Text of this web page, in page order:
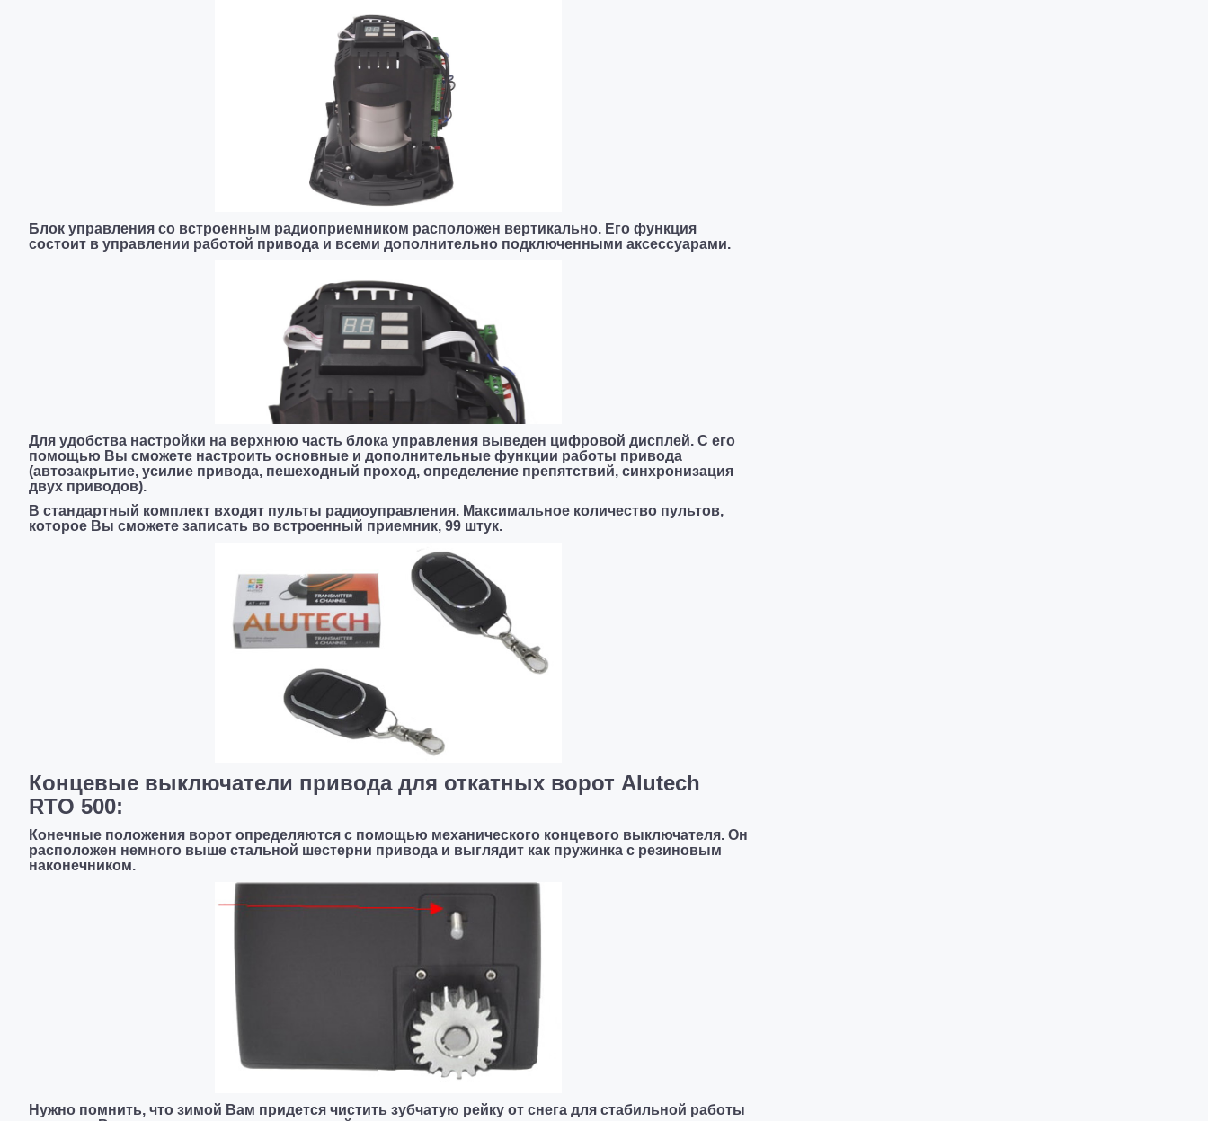
Блок управления со встроенным радиоприемником расположен вертикально. Его функция
состоит в управлении работой привода и всеми дополнительно подключенными аксессуарами.
Для удобства настройки на верхнюю часть блока управления выведен цифровой дисплей. С его
помощью Вы сможете настроить основные и дополнительные функции работы привода
(автозакрытие, усилие привода, пешеходный проход, определение препятствий, синхронизация
двух приводов).
В стандартный комплект входят пульты радиоуправления. Максимальное количество пультов,
которое Вы сможете записать во встроенный приемник, 99 штук.
Концевые выключатели привода для откатных ворот Alutech
RTO 500:
Конечные положения ворот определяются с помощью механического концевого выключателя. Он
расположен немного выше стальной шестерни привода и выглядит как пружинка с резиновым
наконечником.
Нужно помнить, что зимой Вам придется чистить зубчатую рейку от снега для стабильной работы